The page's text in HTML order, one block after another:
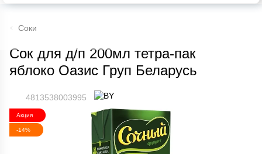
Соки
Сок для д/п 200мл тетра-пак
яблоко Оазис Груп Беларусь
4813538003995
Акция
-14%